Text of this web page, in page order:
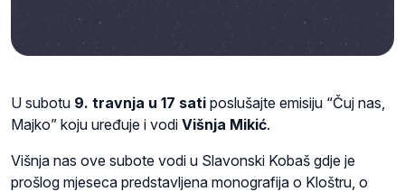
U subotu 9. travnja u 17 sati poslušajte emisiju “Čuj nas,
Majko” koju uređuje i vodi Višnja Mikić.
Višnja nas ove subote vodi u Slavonski Kobaš gdje je
prošlog mjeseca predstavljena monografija o Kloštru, o